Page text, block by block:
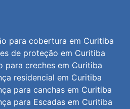
para cobertura em Curitiba
de proteção em Curitiba
para creches em Curitiba
residencial em Curitiba
para canchas em Curitiba
para Escadas em Curitiba